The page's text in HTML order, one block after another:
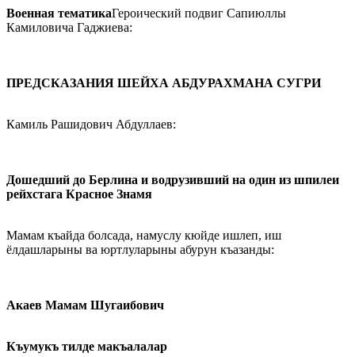
Военная тематикаГероический подвиг Сапиюллы
Камиловича Гаджиева:
ПРЕДСКАЗАНИЯ ШЕЙХА АБДУРАХМАНА СУГРИ
Камиль Рашидович Абдуллаев:
Дошедший до Берлина и водрузивший на один из шпилеи
рейхстага Красное Знамя
Мамам къайда болсада, намуслу кюйде ишлеп, иш
ёлдашларыны ва юртлуларыны абурун къазанды:
Акаев Мамам Шугаибович
Къумукъ тилде макъалалар